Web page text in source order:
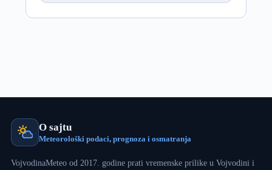
O sajtu
Meteorološki podaci, prognoza i osmatranja
VojvodinaMeteo od 2017. godine prati vremenske prilike u Vojvodini i